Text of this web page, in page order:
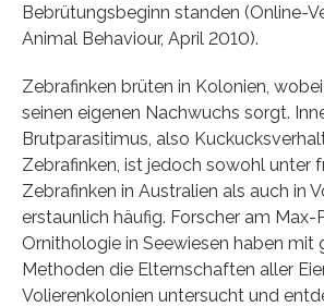
Bebrütungsbeginn standen (Online-
Animal Behaviour, April 2010).
Zebrafinken brüten in Kolonien,
seinen eigenen Nachwuchs sorgt.
Brutparasitimus, also
Zebrafinken, ist jedoch sowohl unter
Zebrafinken in Australien als auch in
erstaunlich häufig. Forscher am
Ornithologie in Seewiesen haben mit
Methoden die Elternschaften aller
Volierenkolonien untersucht und